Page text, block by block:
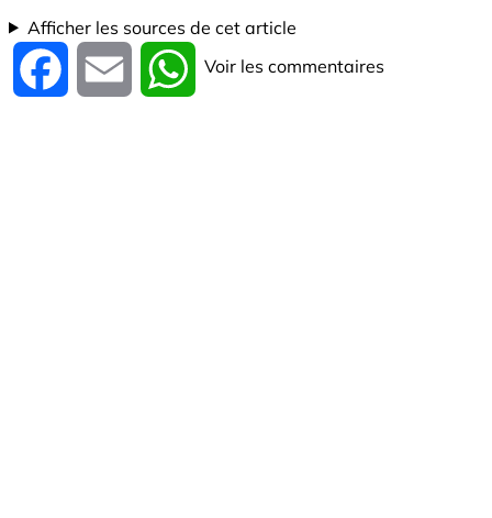
Afficher les sources de cet article
Facebook Email WhatsApp
Voir les commentaires